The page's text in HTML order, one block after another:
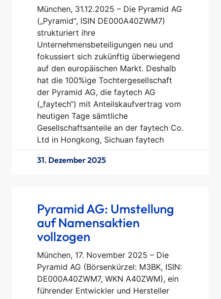
München, 31.12.2025 – Die Pyramid AG
(„Pyramid“, ISIN DE000A40ZWM7)
strukturiert ihre
Unternehmensbeteiligungen neu und
fokussiert sich zukünftig überwiegend
auf den europäischen Markt. Deshalb
hat die 100%ige Tochtergesellschaft
der Pyramid AG, die faytech AG
(„faytech“) mit Anteilskaufvertrag vom
heutigen Tage sämtliche
Gesellschaftsanteile an der faytech Co.
Ltd in Hongkong, Sichuan faytech
31. Dezember 2025
Pyramid AG: Umstellung
auf Namensaktien
vollzogen
München, 17. November 2025 – Die
Pyramid AG (Börsenkürzel: M3BK, ISIN:
DE000A40ZWM7, WKN A40ZWM), ein
führender Entwickler und Hersteller